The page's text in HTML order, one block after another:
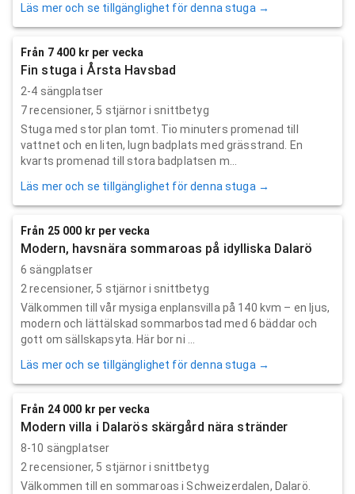
Läs mer och se tillgänglighet för denna stuga →
Från 7 400 kr per vecka
Fin stuga i Årsta Havsbad
2-4 sängplatser
7recensioner, 5 stjärnor i snittbetyg
Stuga med stor plan tomt. Tio minuters promenad till
vattnet och en liten, lugn badplats med grässtrand. En
kvarts promenad till stora badplatsen m...
Läs mer och se tillgänglighet för denna stuga →
Från 25 000 kr per vecka
Modern, havsnära sommaroas på idylliska Dalarö
6 sängplatser
2 recensioner, 5 stjärnor i snittbetyg
Välkommen till vår mysiga enplansvilla på 140 kvm – en ljus,
modern och lätt­älskad sommarbostad med 6 bäddar och
gott om sällskapsyta. Här bor ni ...
Läs mer och se tillgänglighet för denna stuga →
Från 24 000 kr per vecka
Modern villa i Dalarös skärgård nära stränder
8-10 sängplatser
2 recensioner, 5 stjärnor i snittbetyg
Välkommen till en sommaroas i Schweizerdalen, Dalarö.